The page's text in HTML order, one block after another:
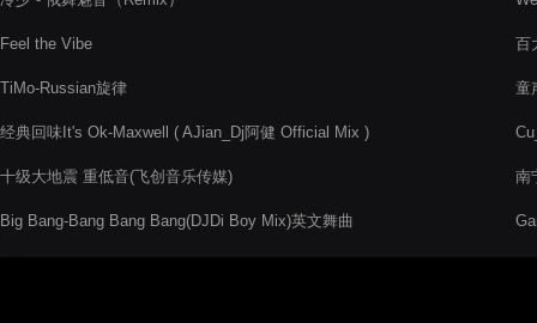
Feel the Vibe
TiMo-Russian旋律
经典回味It's Ok-Maxwell ( AJian_Dj阿健 Official Mix )
十级大地震 重低音(飞创音乐传媒)
Big Bang-Bang Bang Bang(DJDi Boy Mix)英文舞曲
百
童
南